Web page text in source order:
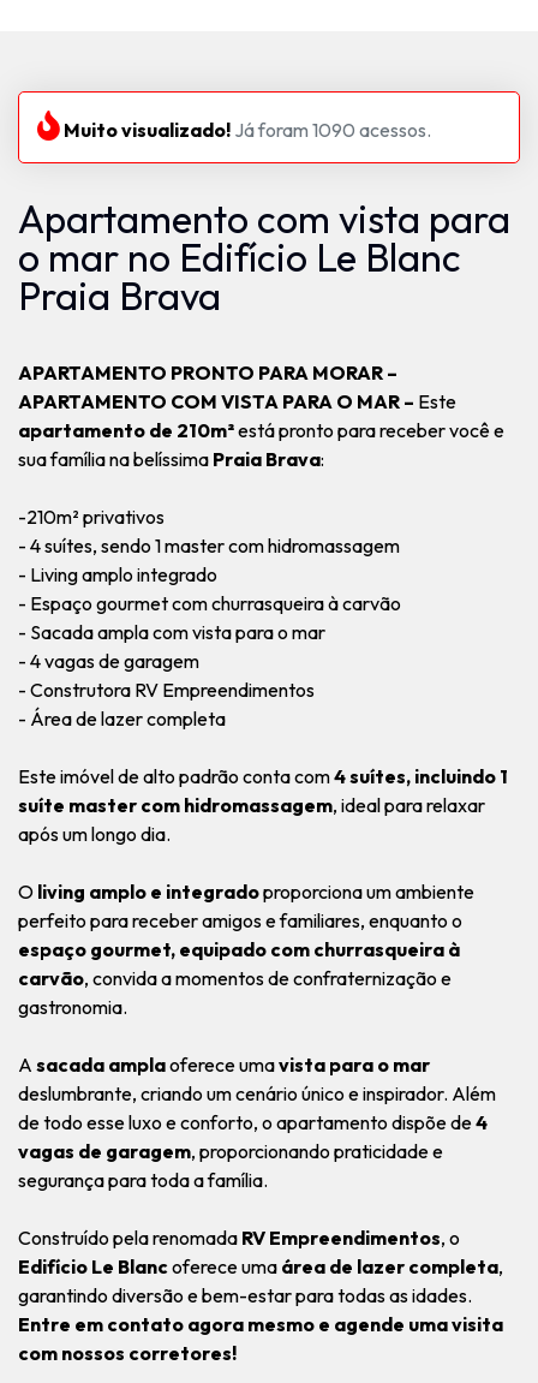
Muito visualizado! Já foram 1090 acessos.
Apartamento com vista para
o mar no Edifício Le Blanc
Praia Brava
APARTAMENTO PRONTO PARA MORAR –
APARTAMENTO COM VISTA PARA O MAR – Este
apartamento de 210m²está pronto para receber você e
sua família na belíssima Praia Brava:
-210m² privativos
- 4 suítes, sendo 1 master com hidromassagem
- Living amplo integrado
- Espaço gourmet com churrasqueira à carvão
- Sacada ampla com vista para o mar
- 4 vagas de garagem
- Construtora RV Empreendimentos
- Área de lazer completa
Este imóvel de alto padrão conta com4 suítes, incluindo 1
suíte master com hidromassagem, ideal para relaxar
após um longo dia.
O living amplo e integradoproporciona um ambiente
perfeito para receber amigos e familiares, enquanto o
espaço gourmet, equipado com churrasqueira à
carvão, convida a momentos de confraternização e
gastronomia.
A sacada amplaoferece umavista para o mar
deslumbrante, criando um cenário único e inspirador. Além
de todo esse luxo e conforto, o apartamento dispõe de4
vagas de garagem, proporcionando praticidade e
segurança para toda a família.
Construído pela renomada RV Empreendimentos, o
Edifício Le Blancoferece uma área de lazer completa,
garantindo diversão e bem-estar para todas as idades.
Entre em contato agora mesmo e agende uma visita
com nossos corretores!